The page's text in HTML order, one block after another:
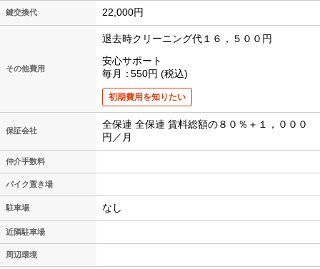
鍵交換代 22,000円
その他費用
退去時クリーニング代１６，５００円
安心サポート
毎月
550円 税込
初期費用を知りたい
保証会社
全保連 全保連 賃料総額の８０％＋１，０００
円／月
仲介手数料
バイク置き場
駐車場 なし
近隣駐車場
周辺環境